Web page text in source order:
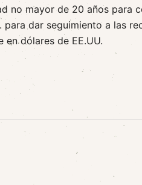
no mayor de 20 años para
dar seguimiento a las
en dólares de EE.UU.